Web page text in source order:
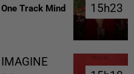
One Track Mind 15h23
15h23
IMAGINE